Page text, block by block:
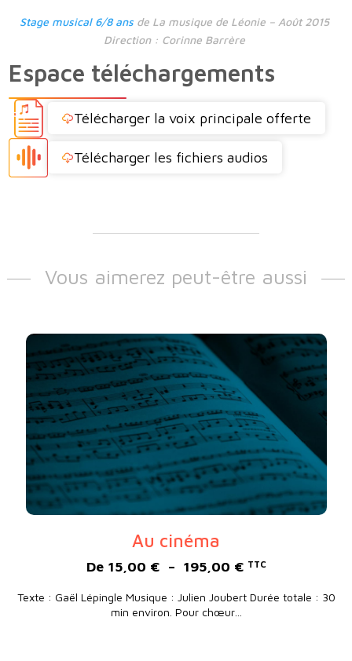
Stage musical 6/8 ans de La musique de Léonie – Août 2015
Direction : Corinne Barrère
Espace téléchargements
Télécharger la voix principale offerte
Télécharger les fichiers audios
Vous aimerez peut-être aussi
Au cinéma
De 15,00 € – 195,00 €Plage de prix :
TTC
Texte : Gaël Lépingle Musique : Julien Joubert Durée totale : 30
min environ. Pour chœur…